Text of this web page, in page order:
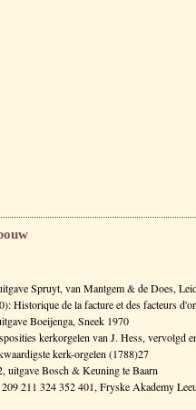
Spruyt, van Mantgem & de Does,
Historique de la facture et des facteurs
Boeijenga, Sneek 1970
kerkorgelen van J. Hess,
kerk-orgelen (1788)27
uitgave Bosch & Keuning te Baarn
211 324 352 401, Fryske Akademy